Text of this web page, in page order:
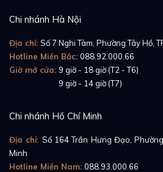
Chi nhánh Hà Nội
Địa chỉ: Số 7 Nghi Tàm, Phường Tây Hồ,
Hotline Miền Bắc: 088.92.000.66
Giờ mở cửa: 9 giờ - 18 giờ (T2 - T6)
9 giờ - 14 giờ (T7)
Chi nhánh Hồ Chí Minh
Địa chỉ: Số 164 Trần Hưng Đạo,
Minh
Hotline Miền Nam: 088.93.000.66